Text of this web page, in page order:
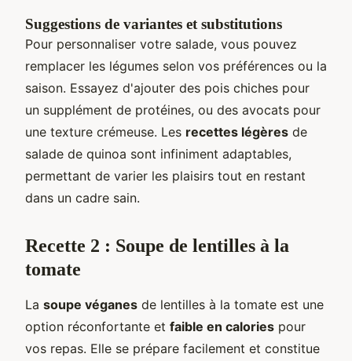
Suggestions de variantes et substitutions
Pour personnaliser votre salade, vous pouvez
remplacer les légumes selon vos préférences ou la
saison. Essayez d'ajouter des pois chiches pour
un supplément de protéines, ou des avocats pour
une texture crémeuse. Les recettes légères de
salade de quinoa sont infiniment adaptables,
permettant de varier les plaisirs tout en restant
dans un cadre sain.
Recette 2 : Soupe de lentilles à la
tomate
La soupe véganes de lentilles à la tomate est une
option réconfortante et faible en calories pour
vos repas. Elle se prépare facilement et constitue